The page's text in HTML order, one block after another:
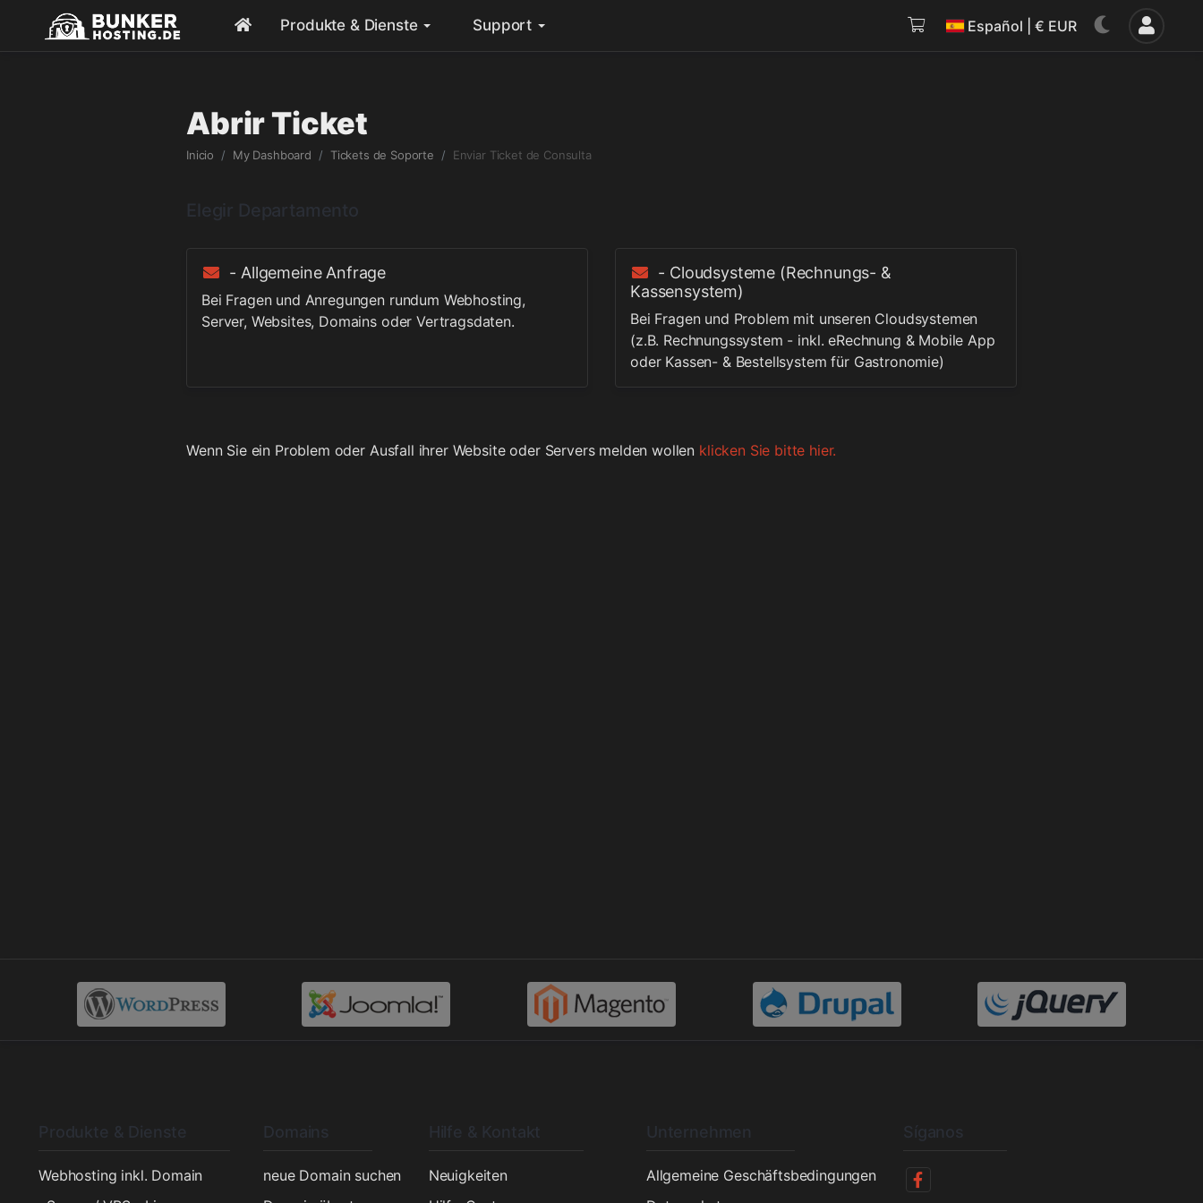
Produkte & Dienste Support Español | € EUR
Abrir Ticket
Inicio My Dashboard Tickets de Soporte Enviar Ticket de Consulta
Elegir Departamento
- Allgemeine Anfrage
Bei Fragen und Anregungen rundum Webhosting,
Server, Websites, Domains oder Vertragsdaten.
- Cloudsysteme (Rechnungs- &
Kassensystem)
Bei Fragen und Problem mit unseren Cloudsystemen
(z.B. Rechnungssystem - inkl. eRechnung & Mobile App
oder Kassen- & Bestellsystem für Gastronomie)
Wenn Sie ein Problem oder Ausfall ihrer Website oder Servers melden wollen klicken Sie bitte hier.
Produkte & Dienste
Webhosting inkl. Domain
Domains
neue Domain suchen
Hilfe & Kontakt
Neuigkeiten
Unternehmen
Allgemeine Geschäftsbedingungen
Síganos